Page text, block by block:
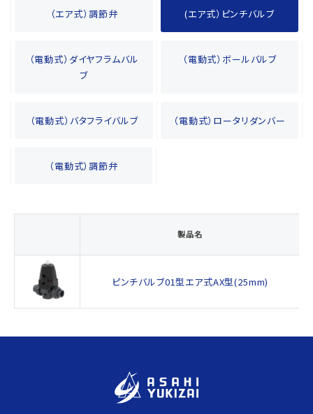
（エア式）調節弁 (エア式）ピンチバルブ
（電動式）ダイヤフラムバル
ブ
（電動式）ボールバルブ
（電動式）バタフライバルブ （電動式）ロータリダンバー
（電動式）調節弁
製品名
ピンチバルブ01型エア式AX型(25mm)